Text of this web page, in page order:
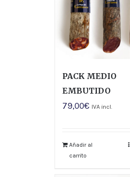
PACK MEDIO
EMBUTIDO
79,00€ IVA incl.
Añadir al
carrito